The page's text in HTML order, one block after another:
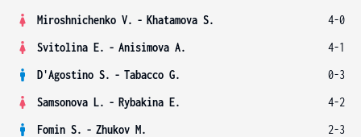
Miroshnichenko V. - Khatamova S.
4-0
Svitolina E. - Anisimova A.
4-1
D'Agostino S. - Tabacco G.
0-3
Samsonova L. - Rybakina E.
4-2
Fomin S. - Zhukov M.
2-3